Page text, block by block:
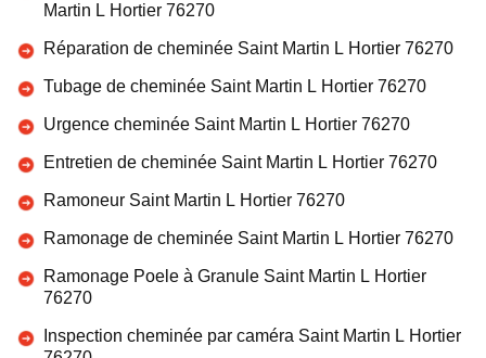
Martin L Hortier 76270
Réparation de cheminée Saint Martin L Hortier 76270
Tubage de cheminée Saint Martin L Hortier 76270
Urgence cheminée Saint Martin L Hortier 76270
Entretien de cheminée Saint Martin L Hortier 76270
Ramoneur Saint Martin L Hortier 76270
Ramonage de cheminée Saint Martin L Hortier 76270
Ramonage Poele à Granule Saint Martin L Hortier
76270
Inspection cheminée par caméra Saint Martin L Hortier